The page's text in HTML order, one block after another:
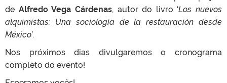
de Alfredo Vega Cárdenas, autor do livro ‘Los nuevos
alquimistas: Una sociología de la restauración desde
México’.
Nos próximos dias divulgaremos o cronograma
completo do evento!